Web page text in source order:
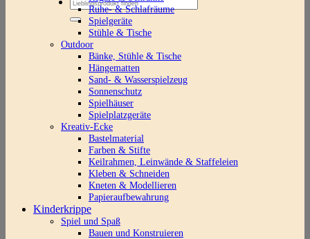
nach:Ruhe- & Schlafräume
Spielgeräte
Stühle & Tische
Outdoor
Bänke, Stühle & Tische
Hängematten
Sand- & Wasserspielzeug
Sonnenschutz
Spielhäuser
Spielplatzgeräte
Kreativ-Ecke
Bastelmaterial
Farben & Stifte
Keilrahmen, Leinwände & Staffeleien
Kleben & Schneiden
Kneten & Modellieren
Papieraufbewahrung
Kinderkrippe
Spiel und Spaß
Bauen und Konstruieren